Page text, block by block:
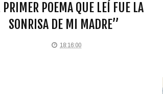
PRIMER POEMA QUE LEÍ FUE LA
SONRISA DE MI MADRE”
18:16:00